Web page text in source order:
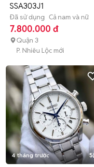
SSA303J1
Đã sử dụng Cả nam và nữ
7.800.000 đ
Quận 3
P. Nhiêu Lộc mới
4 tháng trước 5